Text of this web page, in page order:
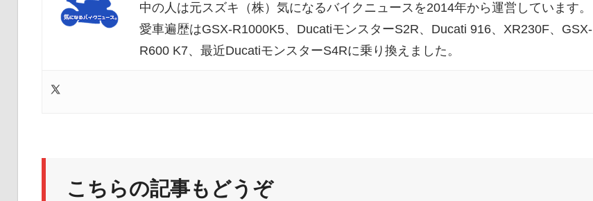
中の人は元スズキ（株）気になるバイクニュースを2014年から運営しています。
愛車遍歴はGSX-R1000K5、DucatiモンスターS2R、Ducati 916、XR230F、GSX-
R600 K7、最近DucatiモンスターS4Rに乗り換えました。
こちらの記事もどうぞ